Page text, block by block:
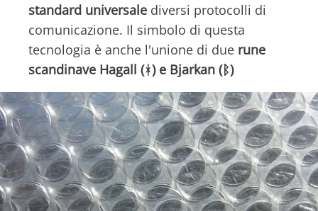
standard universale diversi protocolli di
comunicazione. Il simbolo di questa
tecnologia è anche l'unione di due rune
scandinave Hagall (ᚼ) e Bjarkan (ᛒ)